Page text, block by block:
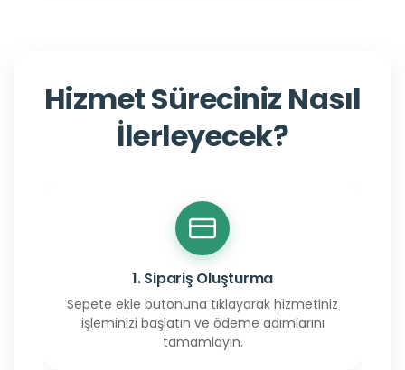
Hizmet Süreciniz Nasıl
İlerleyecek?
1. Sipariş Oluşturma
Sepete ekle butonuna tıklayarak hizmetiniz
işleminizi başlatın ve ödeme adımlarını
tamamlayın.